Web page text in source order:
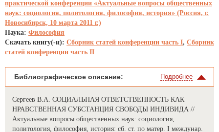
практической конференции «Актуальные вопросы общественных
наук: социология, политология, философия, история» (Россия, г.
Новосибирск, 10 марта 2011 г.)
Наука: Философия
Скачать книгу(-и): Сборник статей конференции часть I, Сборник
статей конференции часть II
Библиографическое описание: Подробнее
Сергеев В.А. СОЦИАЛЬНАЯ ОТВЕТСТВЕННОСТЬ КАК
НРАВСТВЕННАЯ СУБСТАНЦИЯ СВОБОДЫ ИНДИВИДА //
Актуальные вопросы общественных наук: социология,
политология, философия, история: сб. ст. по матер. I междунар.